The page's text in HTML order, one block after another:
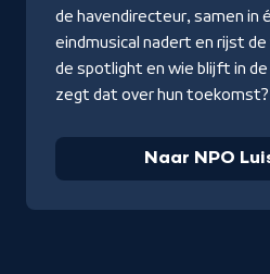
de havendirecteur, samen in
eindmusical nadert en rijst
de spotlight en wie blijft in de
zegt dat over hun toekomst?
Naar NPO